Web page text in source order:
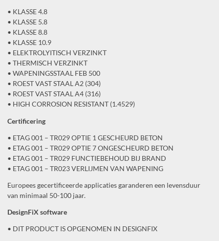
• KLASSE 4.8
• KLASSE 5.8
• KLASSE 8.8
• KLASSE 10.9
• ELEKTROLYITISCH VERZINKT
• THERMISCH VERZINKT
• WAPENINGSSTAAL FEB 500
• ROEST VAST STAAL A2 (304)
• ROEST VAST STAAL A4 (316)
• HIGH CORROSION RESISTANT (1.4529)
Certificering
• ETAG 001 – TR029 OPTIE 1 GESCHEURD BETON
• ETAG 001 – TR029 OPTIE 7 ONGESCHEURD BETON
• ETAG 001 – TR029 FUNCTIEBEHOUD BIJ BRAND
• ETAG 001 – TR023 VERLIJMEN VAN WAPENING
Europees gecertificeerde applicaties garanderen een levensduur
van minimaal 50-100 jaar.
DesignFiX software
• DIT PRODUCT IS OPGENOMEN IN DESIGNFIX